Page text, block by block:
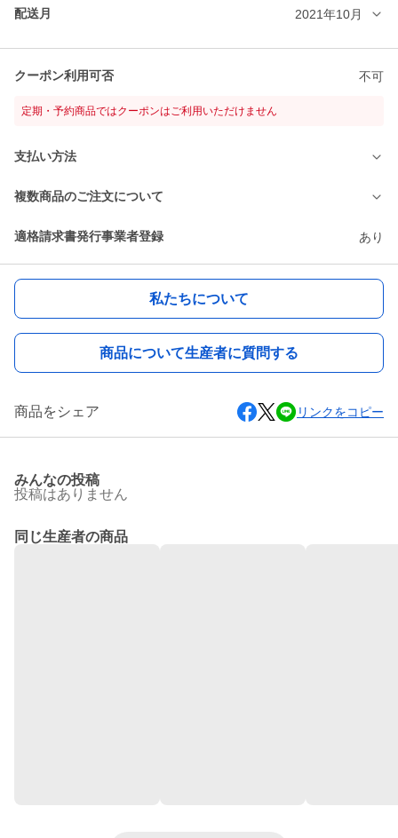
配送月 2021年10月
クーポン利用可否 不可
定期・予約商品ではクーポンはご利用いただけません
支払い方法
複数商品のご注文について
適格請求書発行事業者登録 あり
私たちについて
商品について生産者に質問する
商品をシェア リンクをコピー
みんなの投稿
投稿はありません
同じ生産者の商品